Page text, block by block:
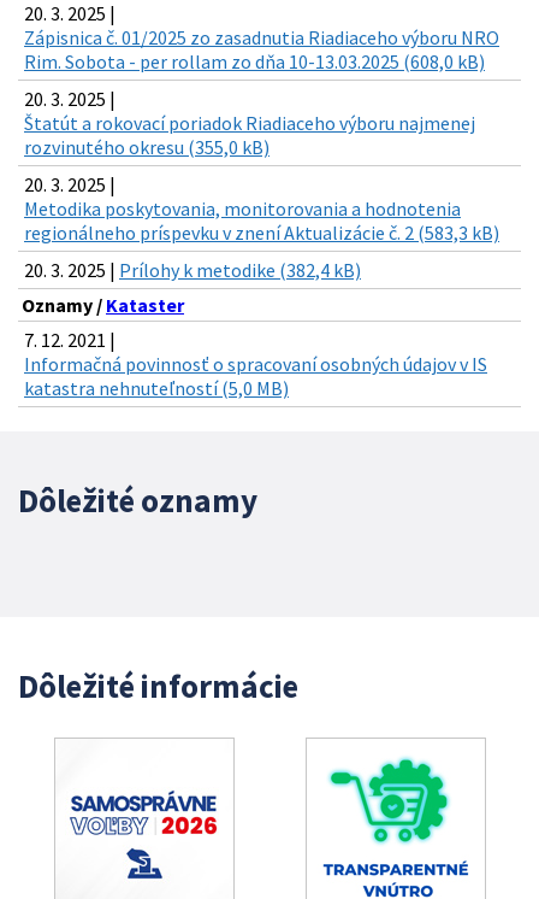
20. 3. 2025 |
Zápisnica č. 01/2025 zo zasadnutia Riadiaceho výboru NRO
Rim. Sobota - per rollam zo dňa 10-13.03.2025 (608,0 kB)
20. 3. 2025 |
Štatút a rokovací poriadok Riadiaceho výboru najmenej
rozvinutého okresu (355,0 kB)
20. 3. 2025 |
Metodika poskytovania, monitorovania a hodnotenia
regionálneho príspevku v znení Aktualizácie č. 2 (583,3 kB)
20. 3. 2025 | Prílohy k metodike (382,4 kB)
Oznamy / Kataster
7. 12. 2021 |
Informačná povinnosť o spracovaní osobných údajov v IS
katastra nehnuteľností (5,0 MB)
Dôležité oznamy
Dôležité informácie